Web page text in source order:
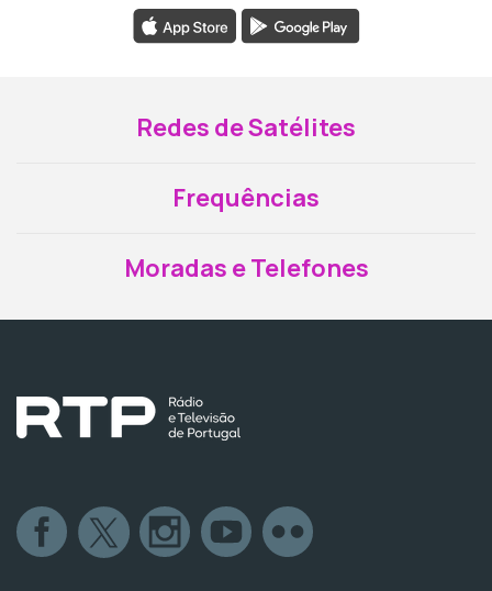
Redes de Satélites
Frequências
Moradas e Telefones